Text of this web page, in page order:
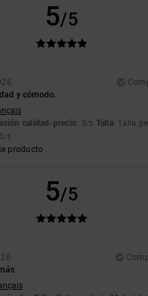
5/5
y cómodo.
calidad-precio: 5/5 Talla: Talla
/5
producto
5/5